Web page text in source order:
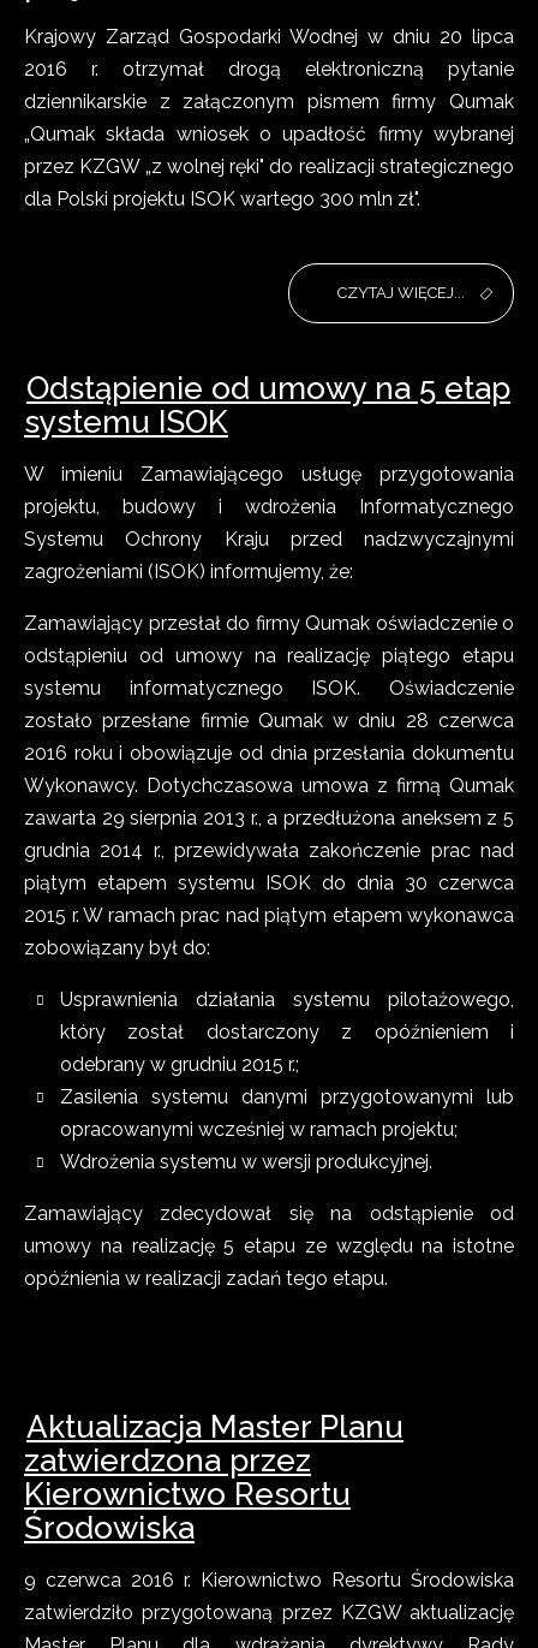
Krajowy Zarząd Gospodarki Wodnej w dniu 20 lipca
2016 r. otrzymał drogą elektroniczną pytanie
dziennikarskie z załączonym pismem firmy Qumak
„Qumak składa wniosek o upadłość firmy wybranej
przez KZGW „z wolnej ręki" do realizacji strategicznego
dla Polski projektu ISOK wartego 300 mln zł".
CZYTAJ WIĘCEJ...
Odstąpienie od umowy na 5 etap
systemu ISOK
W imieniu Zamawiającego usługę przygotowania
projektu, budowy i wdrożenia Informatycznego
Systemu Ochrony Kraju przed nadzwyczajnymi
zagrożeniami (ISOK) informujemy, że:
Zamawiający przesłał do firmy Qumak oświadczenie o
odstąpieniu od umowy na realizację piątego etapu
systemu informatycznego ISOK. Oświadczenie
zostało przesłane firmie Qumak w dniu 28 czerwca
2016 roku i obowiązuje od dnia przesłania dokumentu
Wykonawcy. Dotychczasowa umowa z firmą Qumak
zawarta 29 sierpnia 2013 r., a przedłużona aneksem z 5
grudnia 2014 r., przewidywała zakończenie prac nad
piątym etapem systemu ISOK do dnia 30 czerwca
2015 r. W ramach prac nad piątym etapem wykonawca
zobowiązany był do:
Usprawnienia działania systemu pilotażowego,
który został dostarczony z opóźnieniem i
odebrany w grudniu 2015 r.;
Zasilenia systemu danymi przygotowanymi lub
opracowanymi wcześniej w ramach projektu;
Wdrożenia systemu w wersji produkcyjnej.
Zamawiający zdecydował się na odstąpienie od
umowy na realizację 5 etapu ze względu na istotne
opóźnienia w realizacji zadań tego etapu.
Aktualizacja Master Planu
zatwierdzona przez
Kierownictwo Resortu
Środowiska
9 czerwca 2016 r. Kierownictwo Resortu Środowiska
zatwierdziło przygotowaną przez KZGW aktualizację